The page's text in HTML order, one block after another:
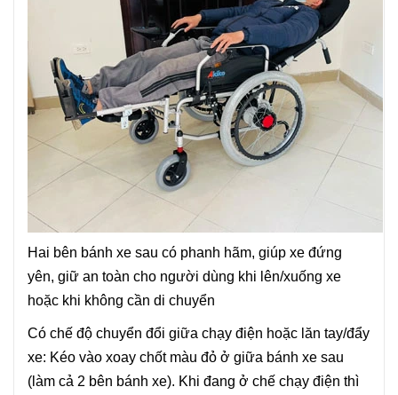
Hai bên bánh xe sau có phanh hãm, giúp xe đứng
yên, giữ an toàn cho người dùng khi lên/xuống xe
hoặc khi không cần di chuyển
Có chế độ chuyển đổi giữa chạy điện hoặc lăn tay/đẩy
xe: Kéo vào xoay chốt màu đỏ ở giữa bánh xe sau
(làm cả 2 bên bánh xe). Khi đang ở chế chạy điện thì